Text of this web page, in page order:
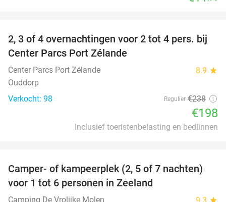
17%
2, 3 of 4 overnachtingen voor 2 tot 4 pers. bij
Center Parcs Port Zélande
Center Parcs Port Zélande 8.9 star
Ouddorp
Verkocht: 98
Regulier €238
€198
Inclusief toeristenbelasting en bedlinnen
35%
Camper- of kampeerplek (2, 5 of 7 nachten)
voor 1 tot 6 personen in Zeeland
Camping De Vrolijke Molen star